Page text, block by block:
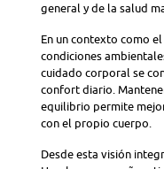
general y de la salud
En un contexto como
condiciones
cuidado corporal se
confort diario.
equilibrio permite
con el propio cuerpo.
Desde esta visión